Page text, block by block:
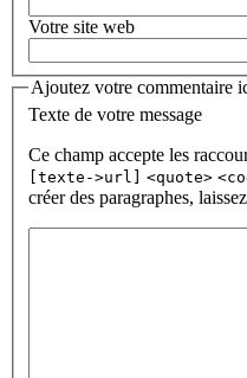
Votre site web
Ajoutez votre commentaire
Texte de votre message
Ce champ accepte les
[texte->url]
<quote>
créer des paragraphes,